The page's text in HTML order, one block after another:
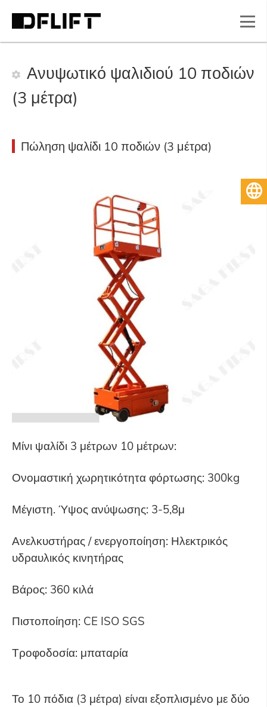
Ανυψωτικό ψαλιδιού 10 ποδιών
(3 μέτρα)
Πώληση ψαλίδι 10 ποδιών (3 μέτρα)
Μίνι ψαλίδι 3 μέτρων 10 μέτρων:
Ονομαστική χωρητικότητα φόρτωσης: 300kg
Μέγιστη. Ύψος ανύψωσης: 3-5,8μ
Ανελκυστήρας / ενεργοποίηση: Ηλεκτρικός
υδραυλικός κινητήρας
Βάρος: 360 κιλά
Πιστοποίηση: CE ISO SGS
Τροφοδοσία: μπαταρία
Το 10 πόδια (3 μέτρα) είναι εξοπλισμένο με δύο
Ελληνικά